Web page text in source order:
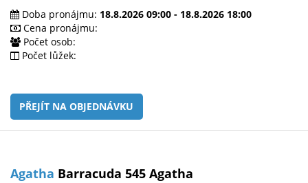
Doba pronájmu: 18.8.2026 09:00 - 18.8.2026 18:00
Cena pronájmu:
Počet osob:
Počet lůžek:
PŘEJÍT NA OBJEDNÁVKU
Agatha Barracuda 545 Agatha